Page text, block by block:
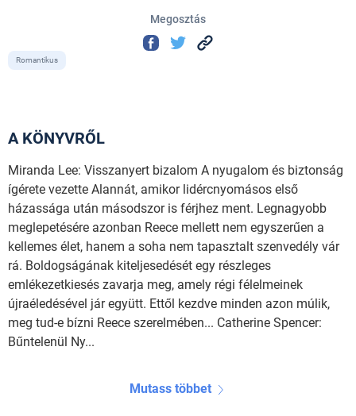
Megosztás
Romantikus
A KÖNYVRŐL
Miranda Lee: Visszanyert bizalom A nyugalom és biztonság
ígérete vezette Alannát, amikor lidércnyomásos első
házassága után másodszor is férjhez ment. Legnagyobb
meglepetésére azonban Reece mellett nem egyszerűen a
kellemes élet, hanem a soha nem tapasztalt szenvedély vár
rá. Boldogságának kiteljesedését egy részleges
emlékezetkiesés zavarja meg, amely régi félelmeinek
újraéledésével jár együtt. Ettől kezdve minden azon múlik,
meg tud-e bízni Reece szerelmében... Catherine Spencer:
Bűntelenül Ny...
Mutass többet